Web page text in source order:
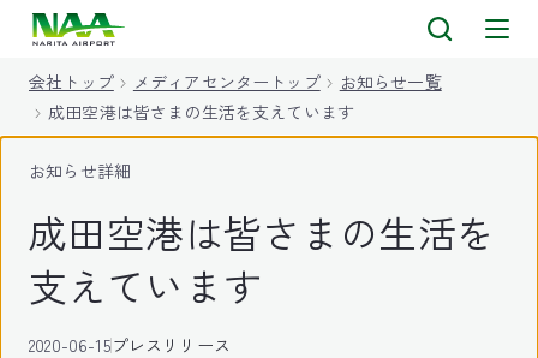
会社トップ メディアセンタートップ
お知らせ一覧
成田空港は皆さまの生活を支えています
お知らせ詳細
成田空港は皆さまの生活を
支えています
2020-06-15プレスリリース